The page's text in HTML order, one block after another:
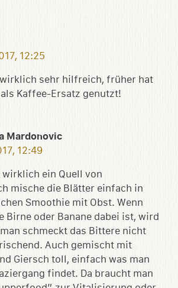
12:25
sehr hilfreich, früher hat
Kaffee-Ersatz genutzt!
Mardonovic
12:49
wirklich ein Quell von
mische die Blätter einfach in
Smoothie mit Obst. Wenn
Birne oder Banane dabei ist, wird
schmeckt das Bittere nicht
Auch gemischt mit
Giersch toll, einfach was man
findet. Da braucht man